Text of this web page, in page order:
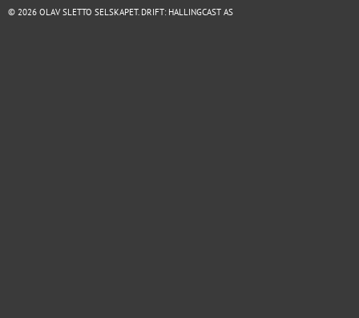
© 2026 OLAV SLETTO SELSKAPET. DRIFT: HALLINGCAST AS